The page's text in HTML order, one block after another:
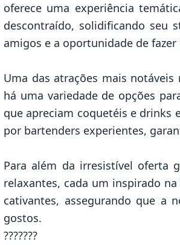
oferece uma experiência
descontraído, solidificando seu
amigos e a oportunidade de fazer
Uma das atrações mais notáveis
há uma variedade de opções
que apreciam coquetéis e drinks
por bartenders experientes,
Para além da irresistível oferta
relaxantes, cada um inspirado
cativantes, assegurando que a
gostos.
???????